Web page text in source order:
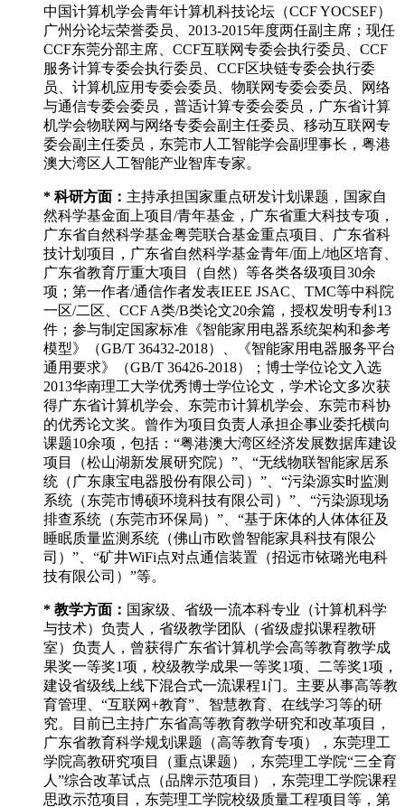
中国计算机学会青年计算机科技论坛（CCF YOCSEF）
广州分论坛荣誉委员、2013-2015年度两任副主席；现任
CCF东莞分部主席、CCF互联网专委会执行委员、CCF
服务计算专委会执行委员、CCF区块链专委会执行委
员、计算机应用专委会委员、物联网专委会委员、网络
与通信专委会委员，普适计算专委会委员，广东省计算
机学会物联网与网络专委会副主任委员、移动互联网专
委会副主任委员，东莞市人工智能学会副理事长，粤港
澳大湾区人工智能产业智库专家。
* 科研方面： 主持承担国家重点研发计划课题，国家自
然科学基金面上项目/青年基金，广东省重大科技专项，
广东省自然科学基金粤莞联合基金重点项目、广东省科
技计划项目，广东省自然科学基金青年/面上/地区培育、
广东省教育厅重大项目（自然）等各类各级项目30余
项；第一作者/通信作者发表IEEE JSAC、TMC等中科院
一区/二区、CCF A类/B类论文20余篇，授权发明专利13
件；参与制定国家标准《智能家用电器系统架构和参考
模型》（GB/T 36432-2018）、《智能家用电器服务平台
通用要求》（GB/T 36426-2018）；博士学位论文入选
2013华南理工大学优秀博士学位论文，学术论文多次获
得广东省计算机学会、东莞市计算机学会、东莞市科协
的优秀论文奖。曾作为项目负责人承担企事业委托横向
课题10余项，包括：“粤港澳大湾区经济发展数据库建设
项目（松山湖新发展研究院）”、“无线物联智能家居系
统（广东康宝电器股份有限公司）”、“污染源实时监测
系统（东莞市博硕环境科技有限公司）”、“污染源现场
排查系统（东莞市环保局）”、“基于床体的人体体征及
睡眠质量监测系统（佛山市欧曾智能家具科技有限公
司）”、“矿井WiFi点对点通信装置（招远市铱璐光电科
技有限公司）”等。
* 教学方面： 国家级、省级一流本科专业（计算机科学
与技术）负责人，省级教学团队（省级虚拟课程教研
室）负责人，曾获得广东省计算机学会高等教育教学成
果奖一等奖1项，校级教学成果一等奖1项、二等奖1项，
建设省级线上线下混合式一流课程1门。主要从事高等教
育管理、“互联网+教育”、智慧教育、在线学习等的研
究。目前已主持广东省高等教育教学研究和改革项目，
广东省教育科学规划课题（高等教育专项），东莞理工
学院高教研究项目（重点课题），东莞理工学院“三全育
人”综合改革试点（品牌示范项目），东莞理工学院课程
思政示范项目，东莞理工学院校级质量工程项目等，第